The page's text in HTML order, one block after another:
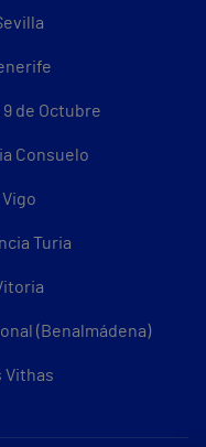
de Octubre
Consuelo
Turia
(Benalmádena)
Vithas